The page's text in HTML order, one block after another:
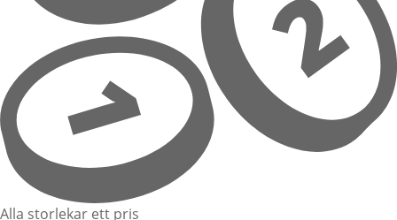
Alla storlekar ett pris